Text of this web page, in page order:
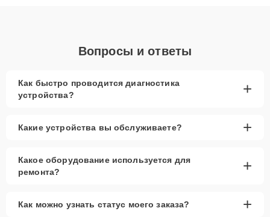
Вопросы и ответы
Как быстро проводится диагностика
устройства?
+
Какие устройства вы обслуживаете? +
Какое оборудование используется для
ремонта?
+
Как можно узнать статус моего заказа? +